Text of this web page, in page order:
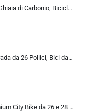
KABON Bici da Strada in Ghiaia di Carbonio, Bicicletta con Telaio in Fibra di Carbonio T800 con Bicicletta da Corsa con Fr…
ALQPPM Bicicletta da Strada da 26 Pollici, Bici da 24 Velocità, Freno a Doppio Disco, Telaio in Acciaio ad Alto Tenore Di …
Chillaxx Bike Strada Premium City Bike da 26 e 28 pollici, bicicletta per ragazze, ragazzi, uomini e donne, cambio a 21 ma…